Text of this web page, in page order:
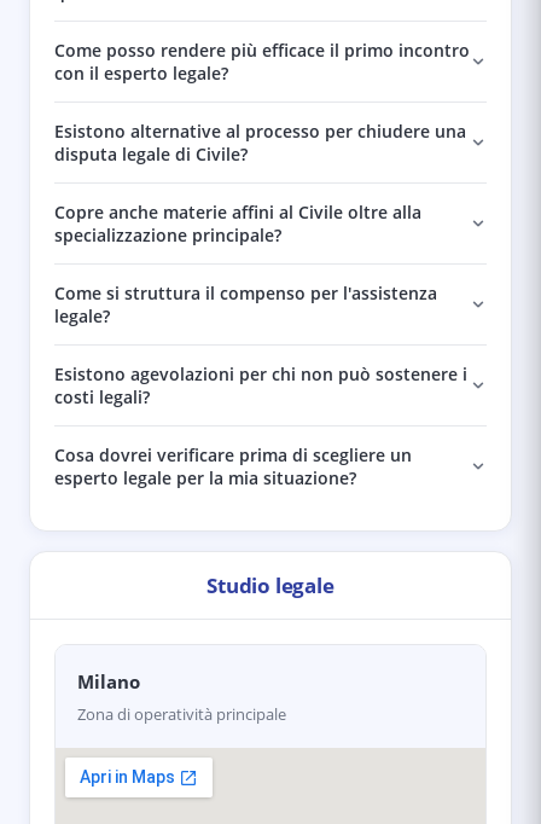
Come posso rendere più efficace il primo incontro
con il esperto legale?
Esistono alternative al processo per chiudere una
disputa legale di Civile?
Copre anche materie affini al Civile oltre alla
specializzazione principale?
Come si struttura il compenso per l'assistenza
legale?
Esistono agevolazioni per chi non può sostenere i
costi legali?
Cosa dovrei verificare prima di scegliere un
esperto legale per la mia situazione?
Studio legale
Milano
Zona di operatività principale